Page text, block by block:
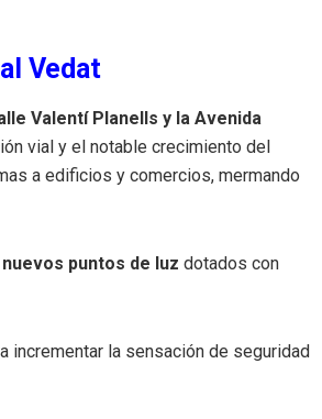
Vedat
Valentí Planells y la Avenida
vial y el notable crecimiento del
a edificios y comercios, mermando
nuevos puntos de luz dotados con
incrementar la sensación de seguridad